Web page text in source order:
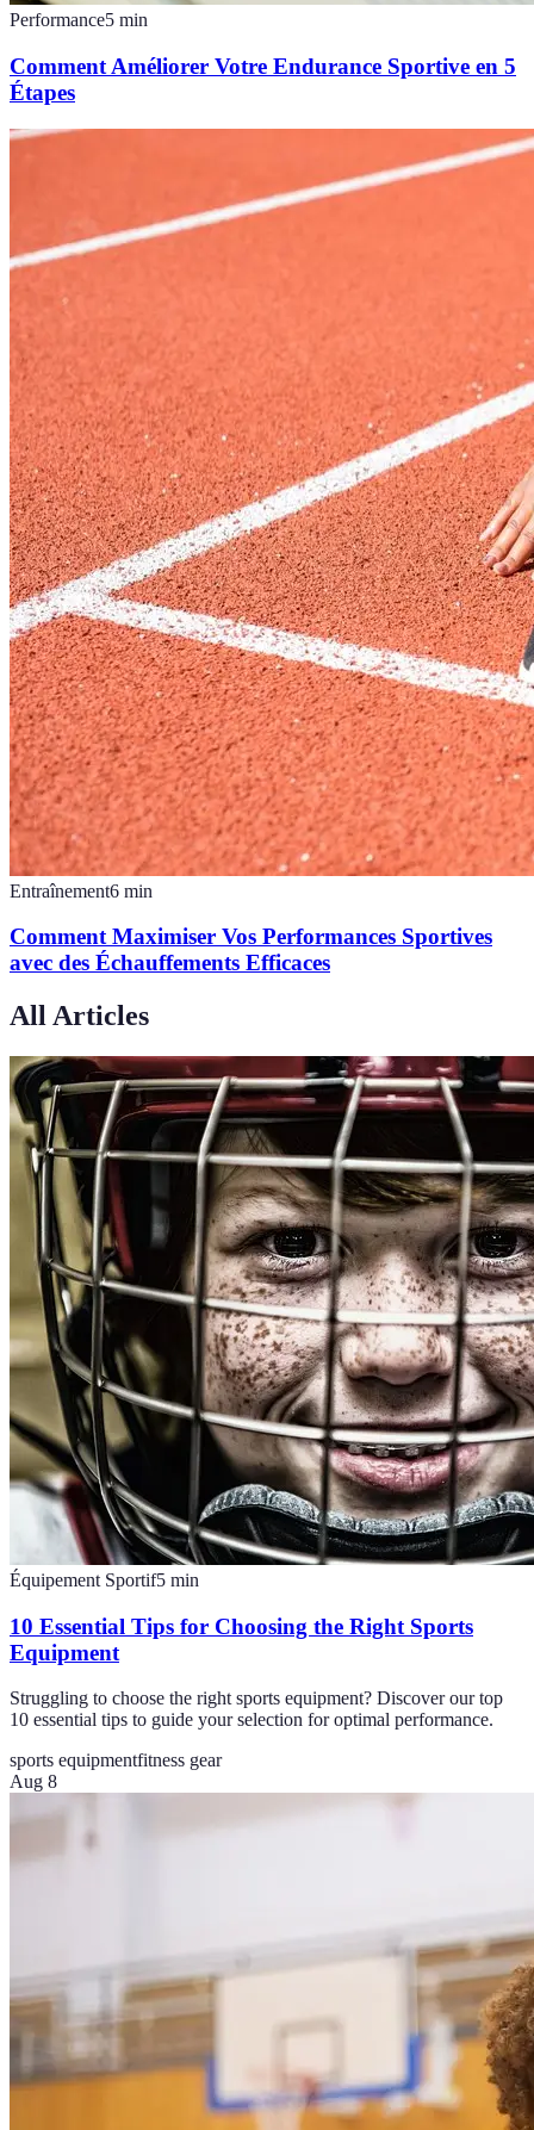
Performance5 min
Comment Améliorer Votre Endurance Sportive en 5
Étapes
Entraînement6 min
Comment Maximiser Vos Performances Sportives
avec des Échauffements Efficaces
All Articles
Équipement Sportif5 min
10 Essential Tips for Choosing the Right Sports
Equipment
Struggling to choose the right sports equipment? Discover our top
10 essential tips to guide your selection for optimal performance.
sports equipmentfitness gear
Aug 8